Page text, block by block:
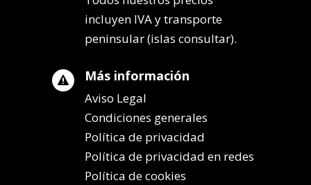
incluyen IVA y transporte
peninsular (islas consultar).
 Más información
Aviso Legal
Condiciones generales
Política de privacidad
Política de privacidad en redes
Política de cookies